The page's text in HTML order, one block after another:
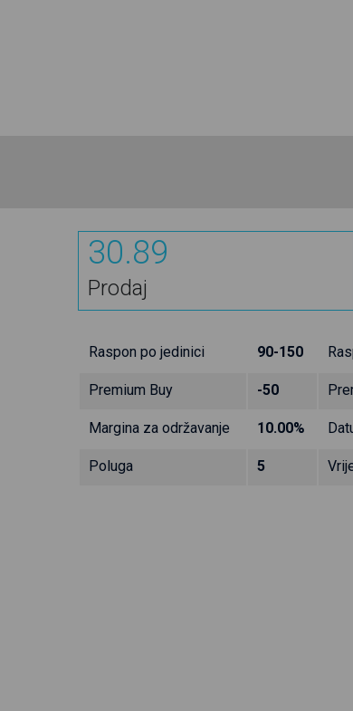
30.89
Prodaj
Raspon po jedinici 90-150
Premium Buy -50
Margina za održavanje 10.00%
Poluga 5